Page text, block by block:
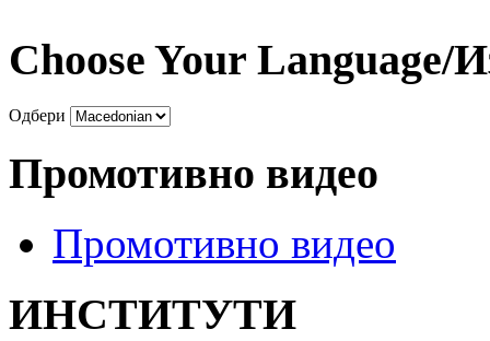
Choose Your Language/
Одбери
Промотивно видео
Промотивно видео
ИНСТИТУТИ